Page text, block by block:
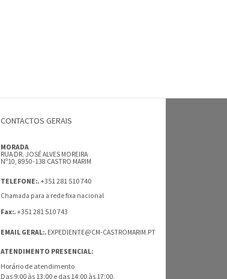
CONTACTOS GERAIS
MORADA
RUA DR. JOSÉ ALVES MOREIRA
Nº10, 8950-138 CASTRO MARIM
TELEFONE:.+351 281 510 740
Chamada para a rede fixa nacional
Fax:.+351 281 510 743
EMAIL GERAL:. EXPEDIENTE@CM-CASTROMARIM.PT
ATENDIMENTO PRESENCIAL:
Horário de atendimento
Das 9:00 às 13:00 e das 14:00 às 17:00.